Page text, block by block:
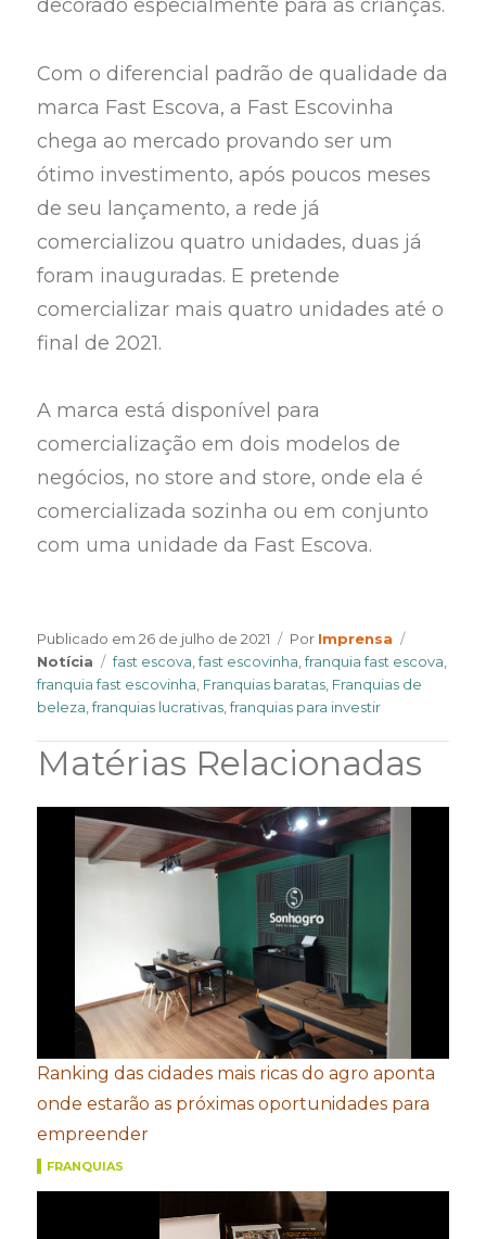
decorado especialmente para as crianças.
Com o diferencial padrão de qualidade da
marca Fast Escova, a Fast Escovinha
chega ao mercado provando ser um
ótimo investimento, após poucos meses
de seu lançamento, a rede já
comercializou quatro unidades, duas já
foram inauguradas. E pretende
comercializar mais quatro unidades até o
final de 2021.
A marca está disponível para
comercialização em dois modelos de
negócios, no store and store, onde ela é
comercializada sozinha ou em conjunto
com uma unidade da Fast Escova.
Publicado em26 de julho de 2021 Por Author
Imprensa
Notícia
Tags
fast escova ,fast escovinha ,franquia fast escova
franquia fast escovinha Franquias baratas Franquias de
beleza ,franquias lucrativas ,franquias para investir
Matérias Relacionadas
Ranking das cidades mais ricas do agro aponta
onde estarão as próximas oportunidades para
empreender
FRANQUIAS